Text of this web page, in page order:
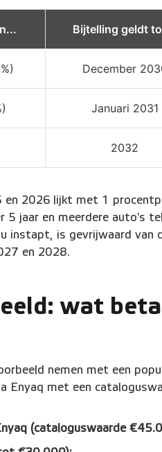
Bijtelling geldt
December
Januari 2031
2032
en 2026 lijkt met 1
5 jaar en meerdere auto's
instapt, is gevrijwaard van
en 2028.
wat
nemen met een
Enyaq met een
(cataloguswaarde